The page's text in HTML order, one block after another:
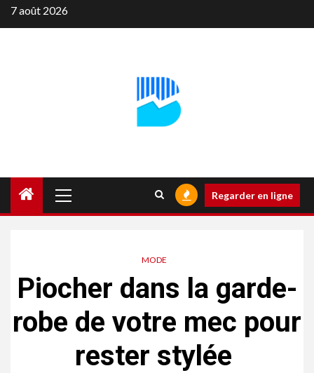
Aller
au
7 août 2026
principal
Regarder en ligne
MODE
Piocher dans la garde-
robe de votre mec pour
rester stylée